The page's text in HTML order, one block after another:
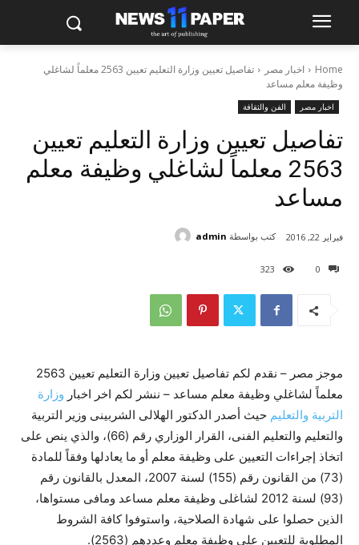
Home اخبار مصر
تفاصيل تعيين وزارة التعليم تعيين 2563 معلماً لشاغلي
وظيفة معلم مساعد
اخبار مصر الفن والثقافة
تفاصيل تعيين وزارة التعليم تعيين
2563 معلماً لشاغلي وظيفة معلم
مساعد
0
323
فبراير 22, 2016 كتب بواسطة admin
موجز مصر – نقدم لكم تفاصيل تعيين وزارة التعليم تعيين 2563
معلماً لشاغلي وظيفة معلم مساعد – ننشر لكم اخر اخبار وزارة
التربية والتعليم حيث أصدر الدكتور الهلالى الشربينى وزير التربية
والتعليم والتعليم الفنى، القرار الوزاري رقم (66)، والذي ينص على
اتخاذ إجراءات التعيين على وظيفة معلم أو ما يعادلها وفقاً للمادة
(73) من القانون رقم (155) لسنة 2007، المعدل بالقانون رقم
(93) لسنة 2012 لشاغلى وظيفة معلم مساعد ومافى مستواها،
الذين حصلوا على شهادة الصلاحية، واستوفوا كافة الشروط
المطلوبة للتعيين على وظيفة معلم وعددهم (2563).